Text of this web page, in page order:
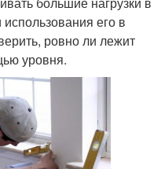
его в
ровно ли лежит
уровня.